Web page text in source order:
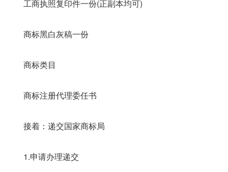
工商执照复印件一份(正副本均可)
商标黑白灰稿一份
商标类目
商标注册代理委任书
接着：递交国家商标局
1.申请办理递交